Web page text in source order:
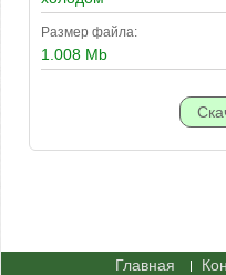
Размер файла:
1.008 Mb
Главная